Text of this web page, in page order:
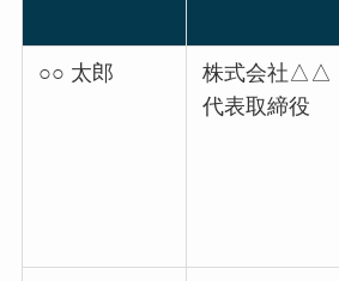
○○ 太郎
株式会社△△
代表取締役